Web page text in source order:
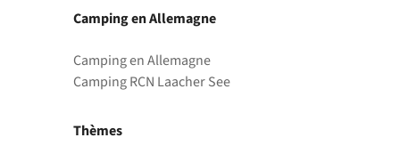
Camping en Allemagne
Camping en Allemagne
Camping RCN Laacher See
Thèmes